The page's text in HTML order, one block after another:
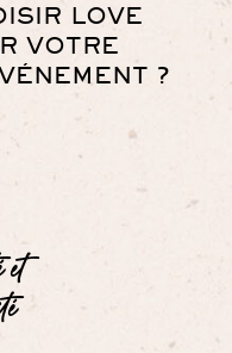
LOVE
VOTRE
?
et